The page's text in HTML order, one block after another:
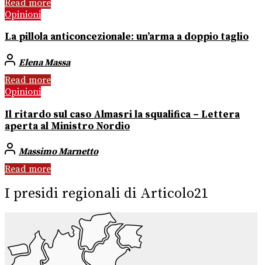
Read more
Opinioni
La pillola anticoncezionale: un’arma a doppio taglio
Elena Massa
Read more
Opinioni
Il ritardo sul caso Almasri la squalifica – Lettera
aperta al Ministro Nordio
Massimo Marnetto
Read more
I presidi regionali di Articolo21